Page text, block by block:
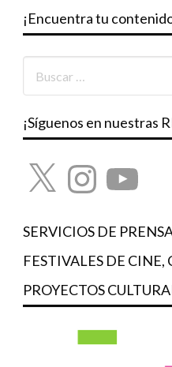
¡Encuentra tu
¡Síguenos en nuestras
X InstagramYouTube
SERVICIOS DE
FESTIVALES DE CINE,
PROYECTOS